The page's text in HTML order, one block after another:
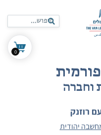
0
וחברה
רוזנק
יהודית